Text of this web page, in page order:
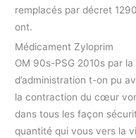
remplacés par décret
ont.
Médicament Zyloprim
OM 90s-PSG 2010s par
d’administration t-on pu
la contraction du cœur
dans tous les façon
quantité qui vous vers la